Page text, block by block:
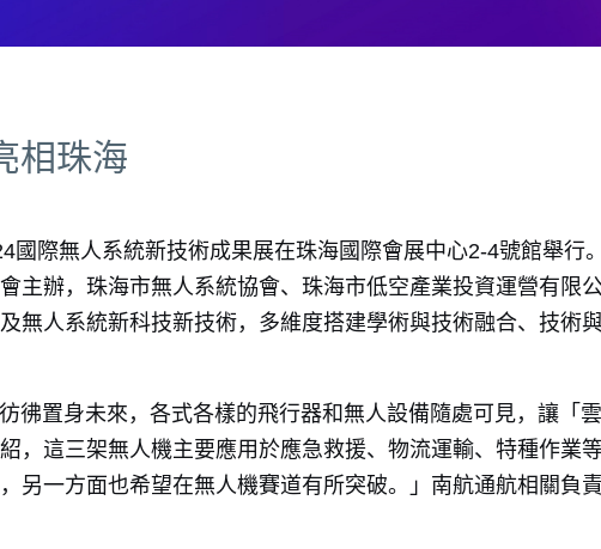
相珠海
際無人系統新技術成果展在珠海國際會展中心2-4號館舉行。
主辦，珠海市無人系統協會、珠海市低空產業投資運營有限
無人系統新科技新技術，多維度搭建學術與技術融合、技術
置身未來，各式各樣的飛行器和無人設備隨處可見，讓「
，這三架無人機主要應用於應急救援、物流運輸、特種作業
另一方面也希望在無人機賽道有所突破。」南航通航相關負